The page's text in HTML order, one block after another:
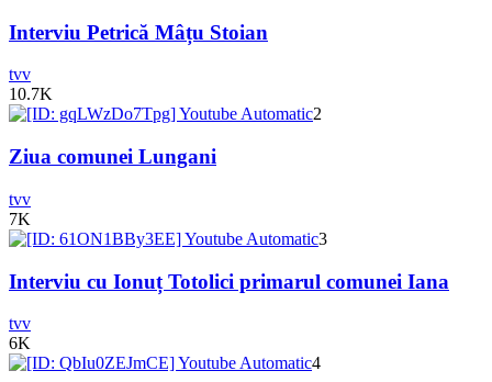
Interviu Petrică Mâțu Stoian
tvv
10.7K
2
Ziua comunei Lungani
tvv
7K
3
Interviu cu Ionuț Totolici primarul comunei Iana
tvv
6K
4